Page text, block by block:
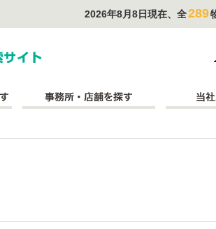
2026年8月8日現在、全289